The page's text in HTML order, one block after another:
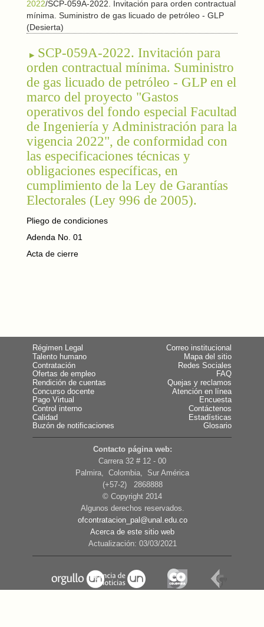
2022/SCP-059A-2022. Invitación para orden contractual
mínima. Suministro de gas licuado de petróleo - GLP
(Desierta)
SCP-059A-2022. Invitación para
orden contractual mínima. Suministro
de gas licuado de petróleo - GLP en el
marco del proyecto "Gastos
operativos del fondo especial Facultad
de Ingeniería y Administración para la
vigencia 2022", de conformidad con
las especificaciones técnicas y
obligaciones específicas, en
cumplimiento de la Ley de Garantías
Electorales (Ley 996 de 2005).
Pliego de condiciones
Adenda No. 01
Acta de cierre
Régimen Legal
Talento humano
Contratación
Ofertas de empleo
Rendición de cuentas
Concurso docente
Pago Virtual
Control interno
Calidad
Buzón de notificaciones
Correo institucional
Mapa del sitio
Redes Sociales
FAQ
Quejas y reclamos
Atención en línea
Encuesta
Contáctenos
Estadísticas
Glosario
Contacto página web:
Carrera 32 # 12 - 00
Palmira, Colombia, Sur América
(+57-2) 2868888
© Copyright 2014
Algunos derechos reservados.
ofcontratacion_pal@unal.edu.co
Acerca de este sitio web
Actualización: 03/03/2021